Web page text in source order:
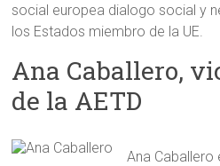
social europea dialogo social y
los Estados miembro de la UE.
Ana Caballero,
de la AETD
Ana